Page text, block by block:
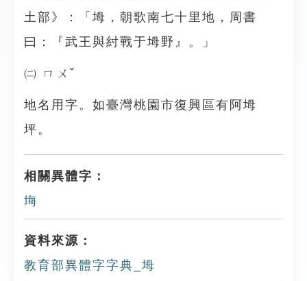
土部》：「坶，朝歌南七十里地，周書
曰：『武王與紂戰于坶野』。」
㈡ ㄇㄨˇ
地名用字。如臺灣桃園市復興區有阿坶
坪。
相關異體字：
㙁
資料來源：
教育部異體字字典_坶